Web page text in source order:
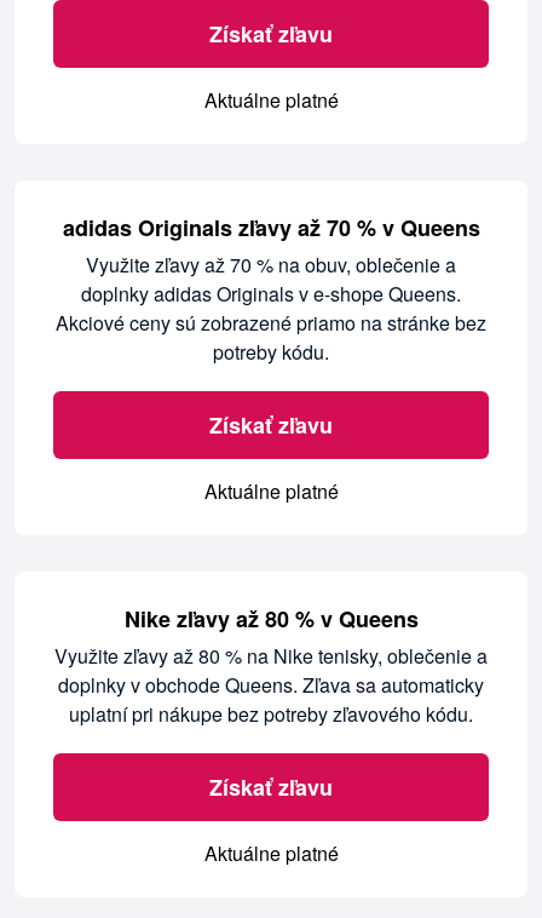
Získať zľavu
Aktuálne platné
adidas Originals zľavy až 70 % v Queens
Využite zľavy až 70 % na obuv, oblečenie a
doplnky adidas Originals v e-shope Queens.
Akciové ceny sú zobrazené priamo na stránke bez
potreby kódu.
Získať zľavu
Aktuálne platné
Nike zľavy až 80 % v Queens
Využite zľavy až 80 % na Nike tenisky, oblečenie a
doplnky v obchode Queens. Zľava sa automaticky
uplatní pri nákupe bez potreby zľavového kódu.
Získať zľavu
Aktuálne platné